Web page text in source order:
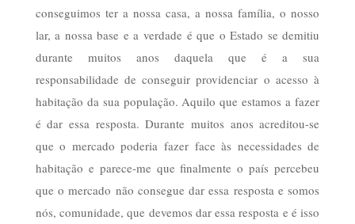
conseguimos ter a nossa casa, a nossa família, o nosso
lar, a nossa base e a verdade é que o Estado se demitiu
durante muitos anos daquela que é a sua
responsabilidade de conseguir providenciar o acesso à
habitação da sua população. Aquilo que estamos a fazer
é dar essa resposta. Durante muitos anos acreditou-se
que o mercado poderia fazer face às necessidades de
habitação e parece-me que finalmente o país percebeu
que o mercado não consegue dar essa resposta e somos
nós, comunidade, que devemos dar essa resposta e é isso